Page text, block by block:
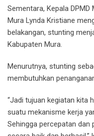
Sementara, Kepala
Mura Lynda Kristiane
belakangan, stunting
Kabupaten Mura.
Menurutnya, stunting
membutuhkan
“Jadi tujuan kegiatan kita
suatu mekanisme kerja
Sehingga percepatan